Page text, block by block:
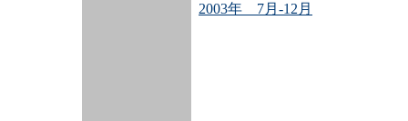
2003年 7月-12月